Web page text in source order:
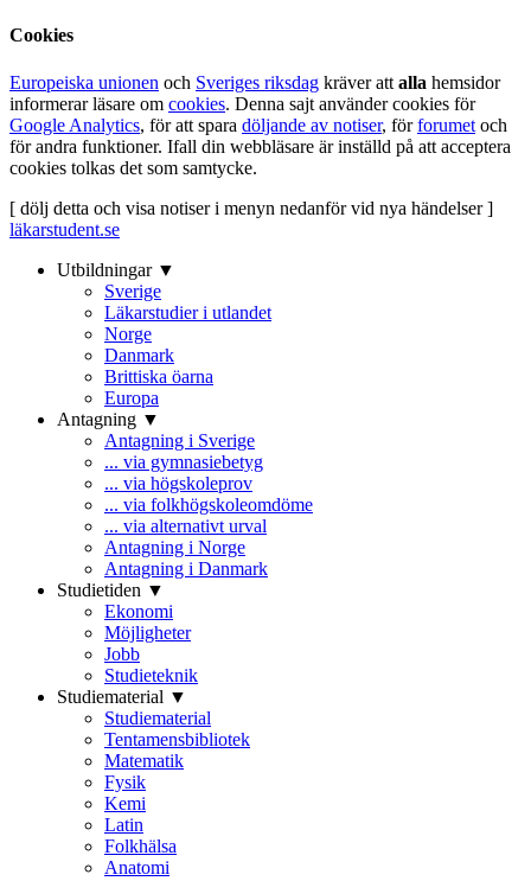
Cookies
Europeiska unionen och Sveriges riksdag kräver att alla hemsidor
informerar läsare om cookies. Denna sajt använder cookies för
Google Analytics, för att spara döljande av notiser, förforumet och
för andra funktioner. Ifall din webbläsare är inställd på att acceptera
cookies tolkas det som samtycke.
[ dölj detta och visa notiser i menyn nedanför vid nya händelser ]
läkarstudent.se
Utbildningar ▼
Sverige
Läkarstudier i utlandet
Norge
Danmark
Brittiska öarna
Europa
Antagning ▼
Antagning i Sverige
... via gymnasiebetyg
... via högskoleprov
... via folkhögskoleomdöme
... via alternativt urval
Antagning i Norge
Antagning i Danmark
Studietiden ▼
Ekonomi
Möjligheter
Jobb
Studieteknik
Studiematerial ▼
Studiematerial
Tentamensbibliotek
Matematik
Fysik
Kemi
Latin
Folkhälsa
Anatomi